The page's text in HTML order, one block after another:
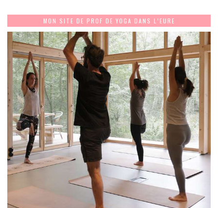
MON SITE DE PROF DE YOGA DANS L’EURE